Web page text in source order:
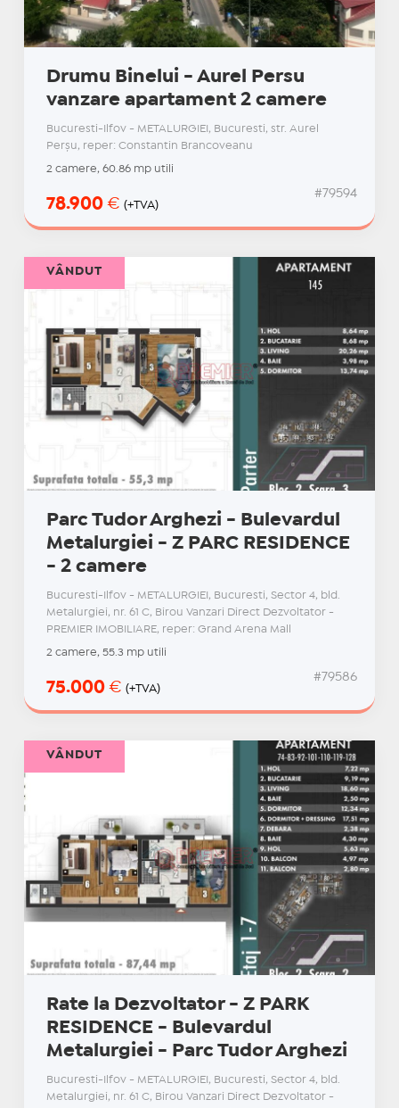
Drumu Binelui - Aurel Persu
vanzare apartament 2 camere
Bucuresti-Ilfov - METALURGIEI, Bucuresti, str. Aurel
Perşu, reper: Constantin Brancoveanu
2 camere, 60.86 mp utili
78.900 € (+TVA)
#79594
Parc Tudor Arghezi - Bulevardul
Metalurgiei - Z PARC RESIDENCE
- 2 camere
Bucuresti-Ilfov - METALURGIEI, Bucuresti, Sector 4, bld.
Metalurgiei, nr. 61 C, Birou Vanzari Direct Dezvoltator -
PREMIER IMOBILIARE, reper: Grand Arena Mall
2 camere, 55.3 mp utili
75.000 € (+TVA)
#79586
VÂNDUT
Rate la Dezvoltator - Z PARK
RESIDENCE - Bulevardul
Metalurgiei - Parc Tudor Arghezi
Bucuresti-Ilfov - METALURGIEI, Bucuresti, Sector 4, bld.
Metalurgiei, nr. 61 C, Birou Vanzari Direct Dezvoltator -
VÂNDUT